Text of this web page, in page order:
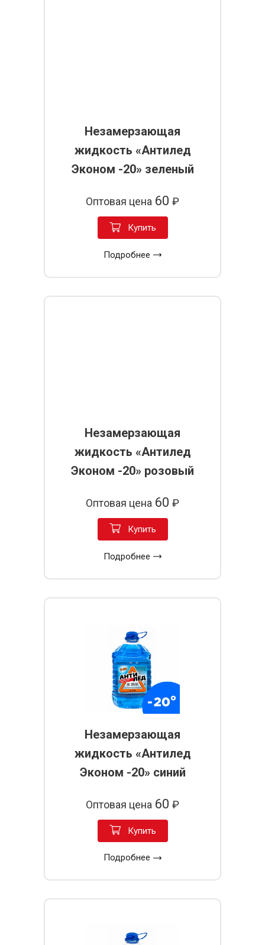
Незамерзающая
жидкость «Антилед
Эконом -20» зеленый
Оптовая цена 60 ₽
Купить
Подробнее
Незамерзающая
жидкость «Антилед
Эконом -20» розовый
Оптовая цена 60 ₽
Купить
Подробнее
Незамерзающая
жидкость «Антилед
Эконом -20» синий
Оптовая цена 60 ₽
Купить
Подробнее